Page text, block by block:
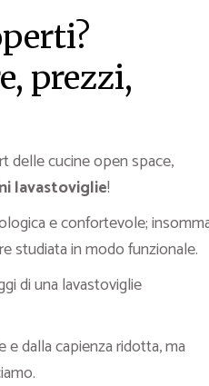
prezzi,
delle cucine open space,
lavastoviglie!
e confortevole;
studiata in modo funzionale.
di una lavastoviglie
dalla capienza ridotta, ma